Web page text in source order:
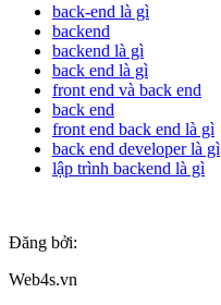
back-end là gì
backend
backend là gì
back end là gì
front end và back end
back end
front end back end là gì
back end developer là gì
lập trình backend là gì
Đăng bởi:
Web4s.vn